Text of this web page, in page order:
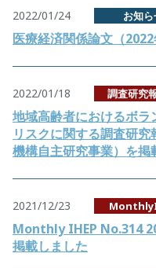
2022/01/24 お知ら
医療経済関係論文（
2022/01/18 調査研究
地域高齢者におけるボ
リスクに関する調査研
機構自主研究事業）を掲
2021/12/23
Monthly IHEP No.314
掲載しました